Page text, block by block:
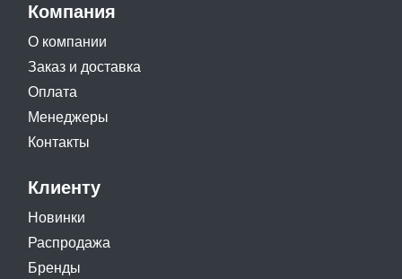
Компания
О компании
Заказ и доставка
Оплата
Менеджеры
Контакты
Клиенту
Новинки
Распродажа
Бренды